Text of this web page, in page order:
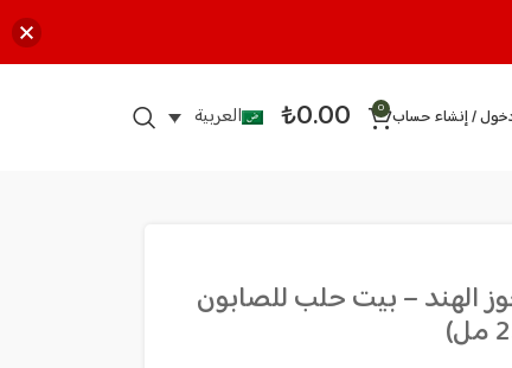
/ إنشاء حساب 0
₺0.00 العربية
الهند – بيت حلب للصابون